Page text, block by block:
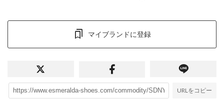
マイブランドに登録
URLをコピー